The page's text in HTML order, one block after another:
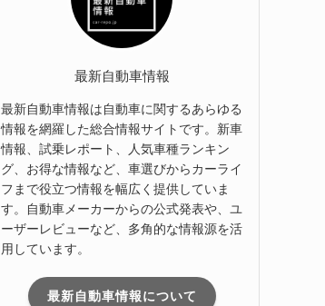
最新自動車情報
最新自動車情報は自動車に関するあらゆる
情報を網羅した総合情報サイトです。新車
情報、試乗レポート、人気車種ランキン
グ、お得な情報など、車選びからカーライ
フまで役立つ情報を幅広く提供していま
す。自動車メーカーからの公式発表や、ユ
ーザーレビューなど、多角的な情報源を活
用しています。
最新自動車情報について